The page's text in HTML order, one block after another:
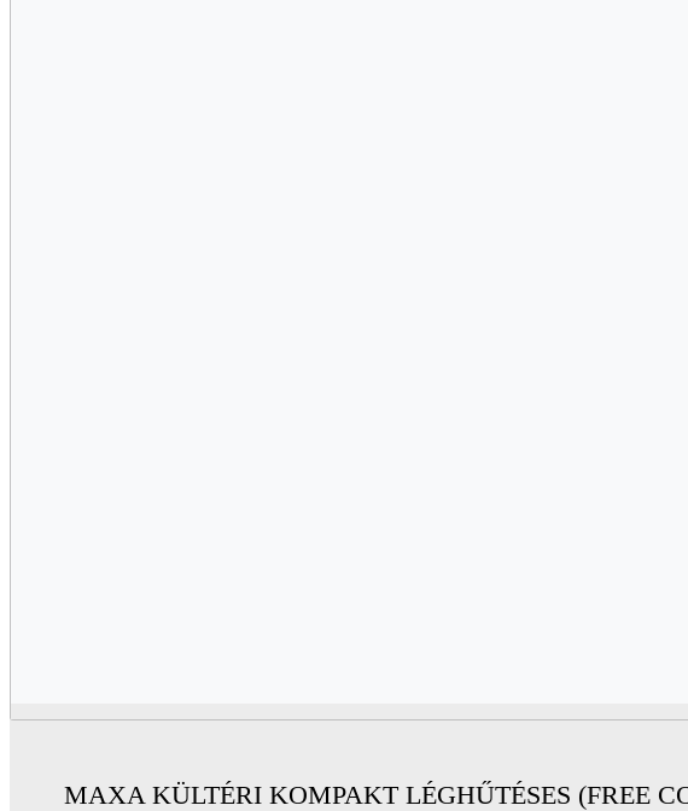
MAXA KÜLTÉRI KOMPAKT LÉGHŰTÉSES (FREE